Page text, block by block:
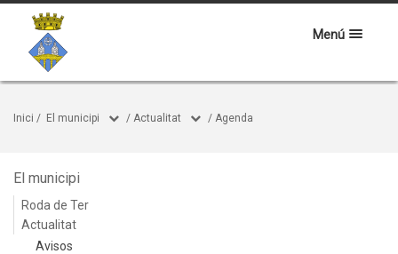
Menú
Inici / El municipi / Actualitat / Agenda
El municipi
Roda de Ter
Actualitat
Avisos